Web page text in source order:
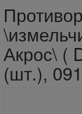
Акрос\ (
(шт.),